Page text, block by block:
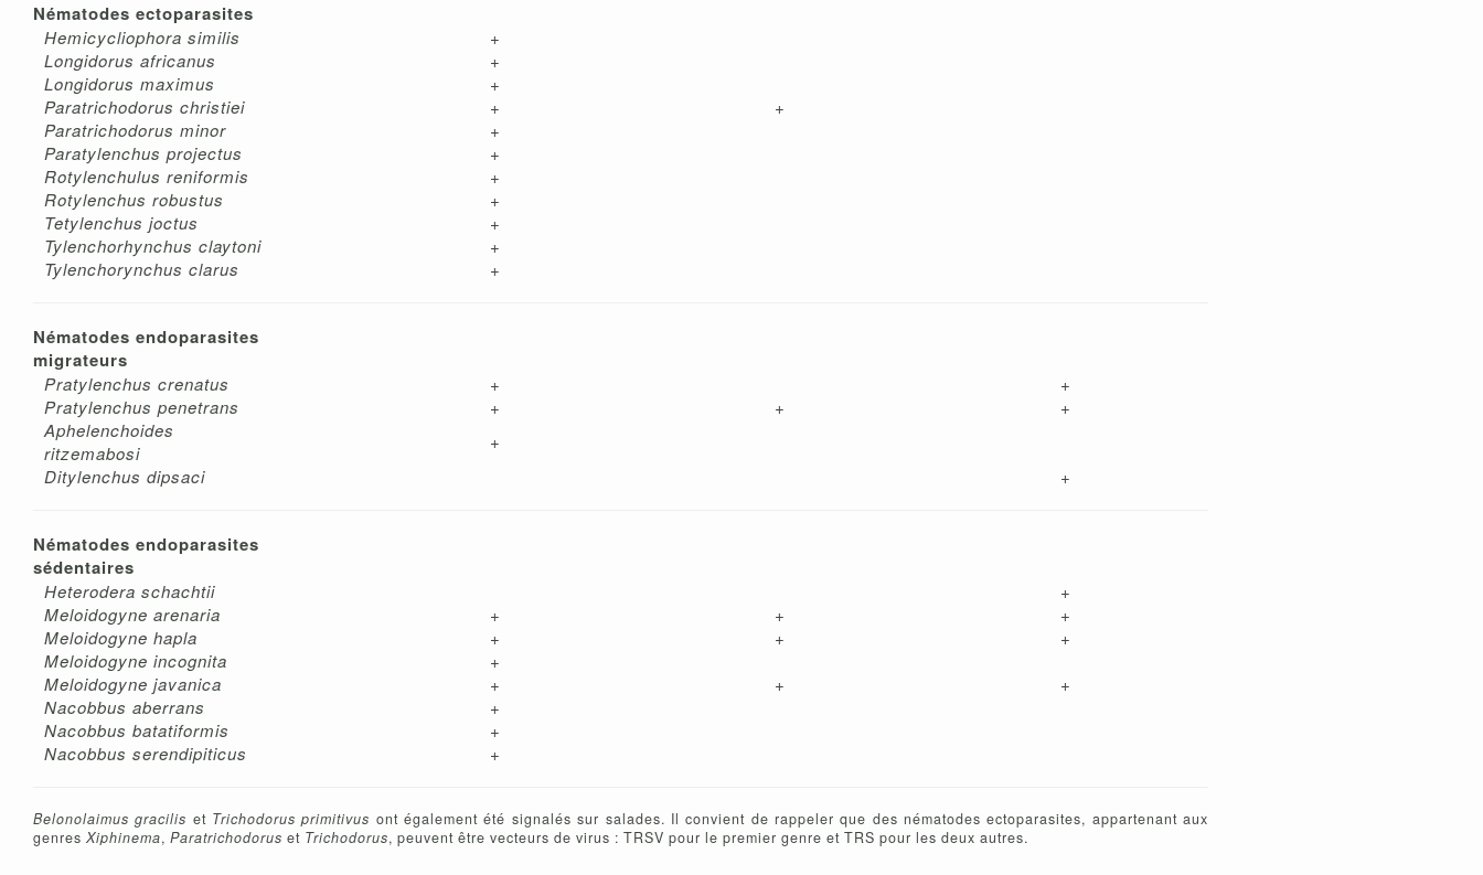
Nématodes ectoparasites
Hemicycliophora similis
+
Longidorus africanus
+
Longidorus maximus
+
Paratrichodorus christiei
+
+
Paratrichodorus minor
+
Paratylenchus projectus
+
Rotylenchulus reniformis
+
Rotylenchus robustus
+
Tetylenchus joctus
+
Tylenchorhynchus claytoni
+
Tylenchorynchus clarus
+
Nématodes endoparasites
migrateurs
Pratylenchus crenatus +
+
Pratylenchus penetrans
+ +
+
Aphelenchoides
ritzemabosi
+
Ditylenchus dipsaci
+
Nématodes endoparasites
sédentaires
Heterodera schachtii
+
Meloidogyne arenaria
+ +
+
Meloidogyne hapla
+ +
+
Meloidogyne incognita
+
Meloidogyne javanica
+ +
+
Nacobbus aberrans
+
Nacobbus batatiformis
+
Nacobbus serendipiticus
+
Belonolaimus gracilis et Trichodorus primitivus ont également été signalés sur salades. Il convient de rappeler que des nématodes ectoparasites, appartenant aux
genres Xiphinema, Paratrichodorus et Trichodorus, peuvent être vecteurs de virus : TRSV pour le premier genre et TRS pour les deux autres.